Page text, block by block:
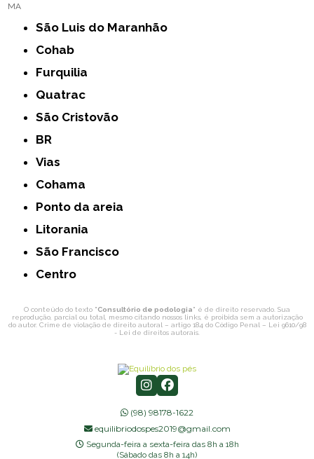
MA
São Luis do Maranhão
Cohab
Furquilia
Quatrac
São Cristovão
BR
Vias
Cohama
Ponto da areia
Litorania
São Francisco
Centro
O conteúdo do texto "Consultório de podologia" é de direito reservado. Sua
reprodução, parcial ou total, mesmo citando nossos links, é proibida sem a autorização
do autor. Crime de violação de direito autoral – artigo 184 do Código Penal – Lei 9610/98
- Lei de direitos autorais
(98) 98178-1622
equilibriodospes2019@gmail.com
Segunda-feira a sexta-feira das 8h a 18h
(Sábado das 8h a 14h)